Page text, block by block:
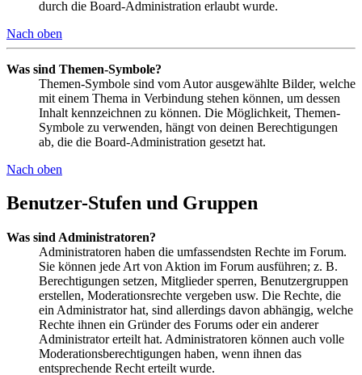
durch die Board-Administration erlaubt wurde.
Nach oben
Was sind Themen-Symbole?
Themen-Symbole sind vom Autor ausgewählte Bilder, welche
mit einem Thema in Verbindung stehen können, um dessen
Inhalt kennzeichnen zu können. Die Möglichkeit, Themen-
Symbole zu verwenden, hängt von deinen Berechtigungen
ab, die die Board-Administration gesetzt hat.
Nach oben
Benutzer-Stufen und Gruppen
Was sind Administratoren?
Administratoren haben die umfassendsten Rechte im Forum.
Sie können jede Art von Aktion im Forum ausführen; z. B.
Berechtigungen setzen, Mitglieder sperren, Benutzergruppen
erstellen, Moderationsrechte vergeben usw. Die Rechte, die
ein Administrator hat, sind allerdings davon abhängig, welche
Rechte ihnen ein Gründer des Forums oder ein anderer
Administrator erteilt hat. Administratoren können auch volle
Moderationsberechtigungen haben, wenn ihnen das
entsprechende Recht erteilt wurde.